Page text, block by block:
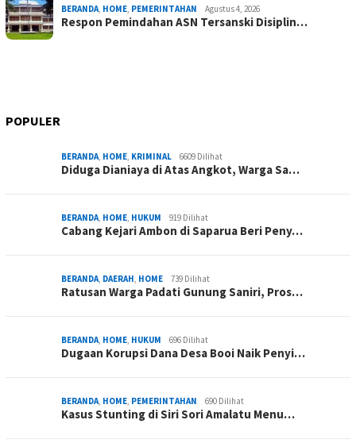
BERANDA, HOME, PEMERINTAHAN Agustus 4, 2026
Respon Pemindahan ASN Tersanski Disiplin…
POPULER
BERANDA, HOME, KRIMINAL 6609 Dilihat
Diduga Dianiaya di Atas Angkot, Warga Sa…
BERANDA, HOME, HUKUM 919 Dilihat
Cabang Kejari Ambon di Saparua Beri Peny…
BERANDA, DAERAH, HOME 739 Dilihat
Ratusan Warga Padati Gunung Saniri, Pros…
BERANDA, HOME, HUKUM 696 Dilihat
Dugaan Korupsi Dana Desa Booi Naik Penyi…
BERANDA, HOME, PEMERINTAHAN 690 Dilihat
Kasus Stunting di Siri Sori Amalatu Menu…